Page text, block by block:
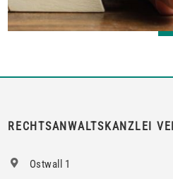
RECHTSANWALTSKANZLEI
Ostwall 1